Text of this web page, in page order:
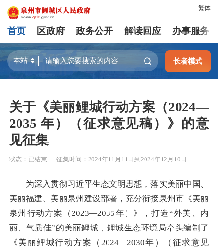
繁体
首页 区政府 政务公开 解读回应 办事服务
长者模式
关于《美丽鲤城行动方案（2024—
2035 年）（征求意见稿）》的意
见征集
状态： 已结束 征集时间： 2024年11月11日 到 2024年12月10日
为深入贯彻习近平生态文明思想，落实美丽中国、
美丽福建、美丽泉州建设部署，充分衔接泉州市《美丽
泉州行动方案（2023—2035年）》，打造“外美、内
丽、气质佳”的美丽鲤城，鲤城生态环境局牵头编制 了
《美丽鲤城行动方案（ 2024—2030年）（征求意见